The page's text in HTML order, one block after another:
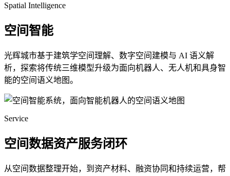
Spatial Intelligence
空间智能
光辉城市基于建筑学空间理解、数字空间建模与 AI 语义解
析，探索将传统三维模型升级为面向机器人、无人机和具身智
能的空间语义地图。
Service
空间数据资产服务闭环
从空间数据整理开始，到资产材料、融资协同和持续运营，帮